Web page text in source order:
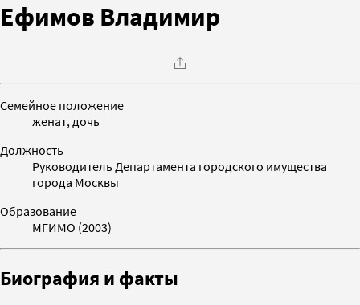
Ефимов Владимир
Семейное положение
женат, дочь
Должность
Руководитель Департамента городского имущества
города Москвы
Образование
МГИМО (2003)
Биография и факты